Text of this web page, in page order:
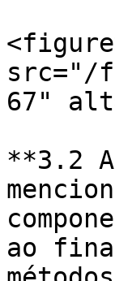
src="/
67"
**3.2
ao